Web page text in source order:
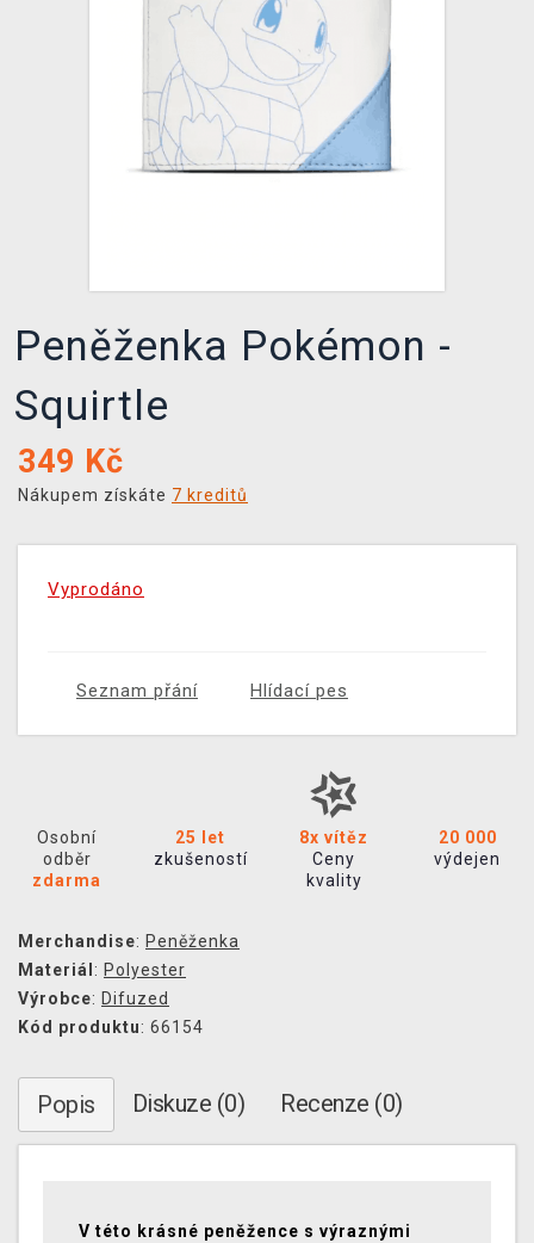
TCG & BOARDGAME HUB
Peněženka Pokémon -
Squirtle
349 Kč
Nákupem získáte 7 kreditů
Vyprodáno
Seznam přání Hlídací pes
Osobní
odběr
zdarma
25 let
zkušeností
8x vítěz
Ceny
kvality
20 000
výdejen
Merchandise: Peněženka
Materiál : Polyester
Výrobce: Difuzed
Kód produktu: 66154
Popis Diskuze (0) Recenze (0)
V této krásné peněžence s výraznými